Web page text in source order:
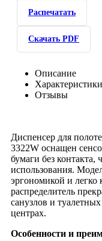
Распечатать
Скачать PDF
Описание
Характеристики
Отзывы
Диспенсер для
3322W оснащен
бумаги без контакта,
использования.
эргономикой и легко
распределитель
санузлов и
центрах.
Особенности и